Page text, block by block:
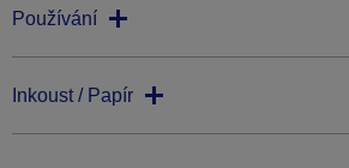
Používání
Inkoust / Papír